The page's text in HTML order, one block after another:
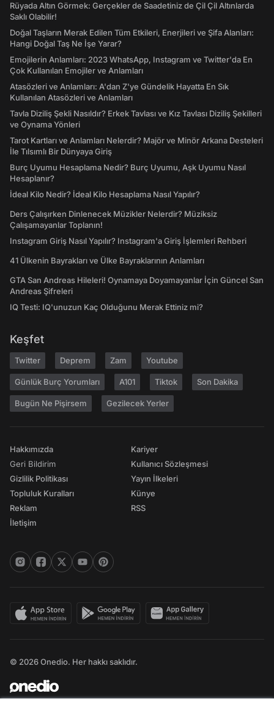
Rüyada Altın Görmek: Gerçekler de Saadetiniz de Çil Çil Altınlarda
Saklı Olabilir!
Doğal Taşların Merak Edilen Tüm Etkileri, Enerjileri ve Şifa Alanları:
Hangi Doğal Taş Ne İşe Yarar?
Emojilerin Anlamları: 2023 WhatsApp, Instagram ve Twitter'da En
Çok Kullanılan Emojiler ve Anlamları
Atasözleri ve Anlamları: A'dan Z'ye Gündelik Hayatta En Sık
Kullanılan Atasözleri ve Anlamları
Tavla Diziliş Şekli Nasıldır? Erkek Tavlası ve Kız Tavlası Diziliş Şekilleri
ve Oynama Yönleri
Tarot Kartları ve Anlamları Nelerdir? Majör ve Minör Arkana Desteleri
İle Tılsımlı Bir Dünyaya Giriş
Burç Uyumu Hesaplama Nedir? Burç Uyumu, Aşk Uyumu Nasıl
Hesaplanır?
İdeal Kilo Nedir? İdeal Kilo Hesaplama Nasıl Yapılır?
Ders Çalışırken Dinlenecek Müzikler Nelerdir? Müziksiz
Çalışamayanlar Toplanın!
Instagram Giriş Nasıl Yapılır? Instagram'a Giriş İşlemleri Rehberi
41 Ülkenin Bayrakları ve Ülke Bayraklarının Anlamları
GTA San Andreas Hileleri! Oynamaya Doyamayanlar İçin Güncel San
Andreas Şifreleri
IQ Testi: IQ'unuzun Kaç Olduğunu Merak Ettiniz mi?
Keşfet
Twitter Deprem Zam Youtube
Günlük Burç Yorumları A101 Tiktok Son Dakika
Bugün Ne Pişirsem Gezilecek Yerler
Hakkımızda
Geri Bildirim
Gizlilik Politikası
Topluluk Kuralları
Reklam
İletişim
Kariyer
Kullanıcı Sözleşmesi
Yayın İlkeleri
Künye
RSS
© 2026 Onedio. Her hakkı saklıdır.